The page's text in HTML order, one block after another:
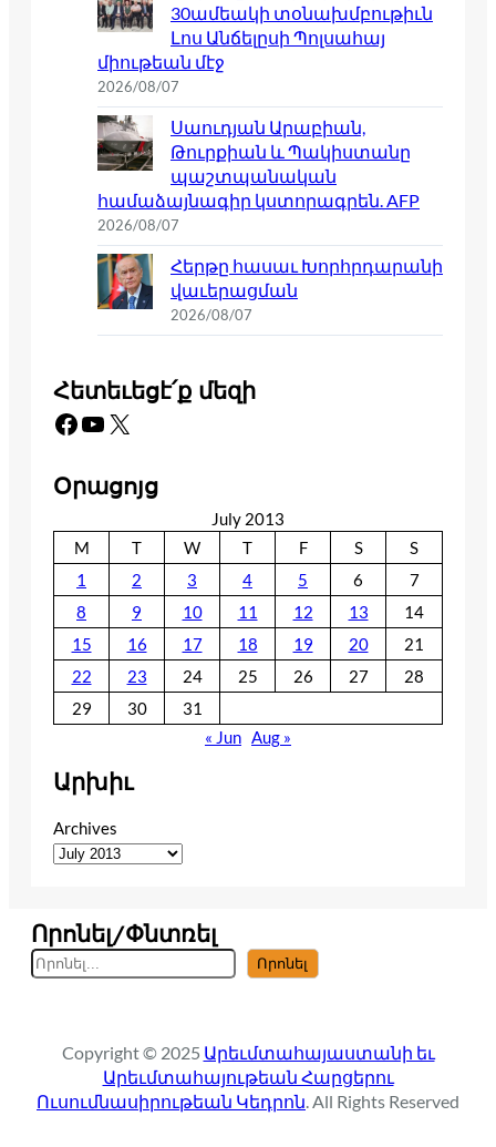
30ամեակի տօնախմբութիւն
Լոս Անճելըսի Պոլսահայ
միութեան մէջ
2026/08/07
Սաուդյան Արաբիան,
Թուրքիան և Պակիստանը
պաշտպանական
համաձայնագիր կստորագրեն. AFP
2026/08/07
Հերթը հասաւ Խորհրդարանի
վաւերացման
2026/08/07
Հետեւեցէ՛ք մեզի
Facebook YouTube X
Օրացոյց
July 2013
M
T W T F S
S
1
2 3 4 5 6
7
8
9 10 11 12 13
14
15
16 17 18 19 20
21
22
23 24 25 26 27
28
29
30
31
« Jun Aug »
Արխիւ
Archives
Որոնել/Փնտռել
S
e
c
h
Որոնել
Copyright © 2025 Արեւմտահայաստանի եւ
Արեւմտահայութեան Հարցերու
Ուսումնասիրութեան Կեդրոն. All Rights Reserved